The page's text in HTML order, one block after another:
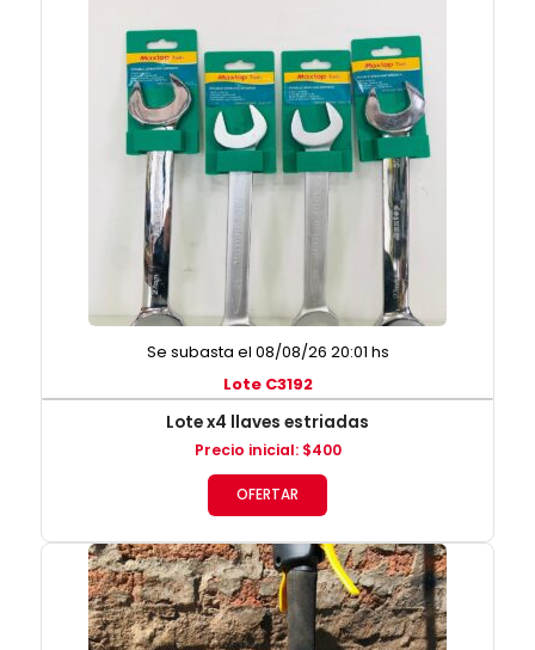
Se subasta el 08/08/26 20:01 hs
Lote C3192
Lote x4 llaves estriadas
Precio inicial: $400
OFERTAR